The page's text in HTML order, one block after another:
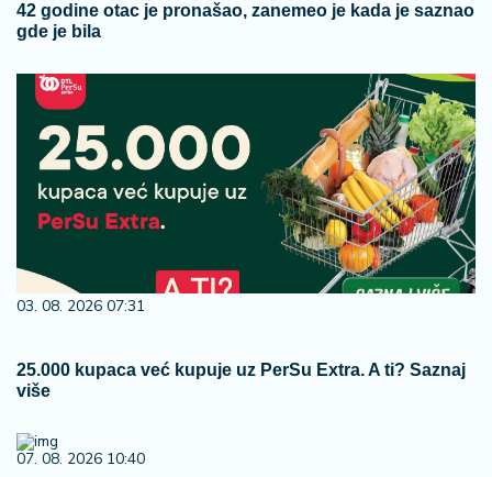
42 godine otac je pronašao, zanemeo je kada je saznao
gde je bila
03. 08. 2026 07:31
25.000 kupaca već kupuje uz PerSu Extra. A ti? Saznaj
više
07. 08. 2026 10:40